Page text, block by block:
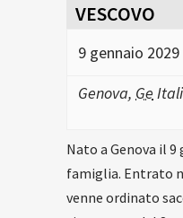
VESCOVO
9 gennaio 2029
Genova, Ge
Nato a Genova il 9
famiglia. Entrato
venne ordinato